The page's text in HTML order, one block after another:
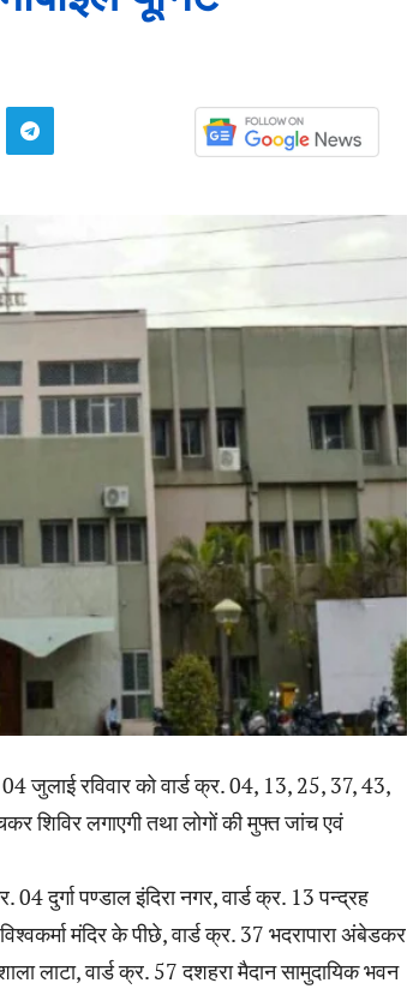
जुलाई रविवार को वार्ड क्र. 04, 13, 25, 37, 43,
शिविर लगाएगी तथा लोगों की मुफ्त जांच एवं
04 दुर्गा पण्डाल इंदिरा नगर, वार्ड क्र. 13 पन्द्रह
मंदिर के पीछे, वार्ड क्र. 37 भदरापारा अंबेडकर
लाटा, वार्ड क्र. 57 दशहरा मैदान सामुदायिक भवन